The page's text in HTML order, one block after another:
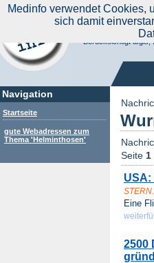
Navigation
Startseite
gute Webadressen zum
Thema 'Helminthosen'
Suchen Sie noch
Medinfo.de - Meta-
Berücksichtigt afgis,
Seite 1
Eine
2500
Medinfo verwendet Cookies,
sich damit